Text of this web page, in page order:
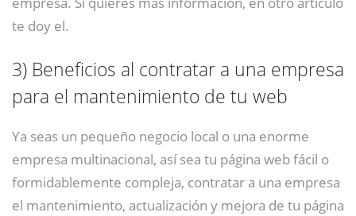
te doy el.
3) Beneficios al contratar a una empresa
para el mantenimiento de tu web
Ya seas un pequeño negocio local o una enorme
empresa multinacional, así sea tu página web fácil o
formidablemente compleja, contratar a una empresa
el mantenimiento, actualización y mejora de tu página